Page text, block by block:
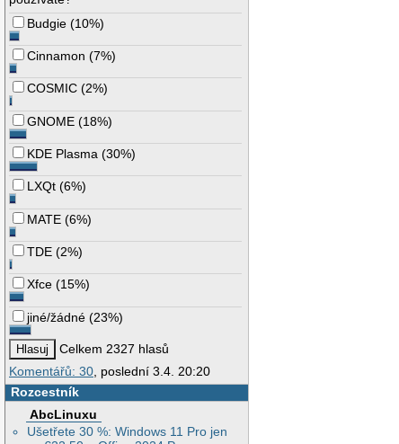
Budgie (10%)
Cinnamon (7%)
COSMIC (2%)
GNOME (18%)
KDE Plasma (30%)
LXQt (6%)
MATE (6%)
TDE (2%)
Xfce (15%)
jiné/žádné (23%)
Celkem 2327 hlasů
Komentářů: 30, poslední 3.4. 20:20
Rozcestník
AbcLinuxu
Ušetřete 30 %: Windows 11 Pro jen